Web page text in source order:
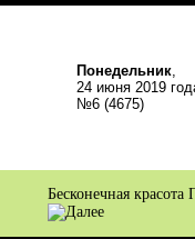
Понедельник,
24 июня 2019
№6 (4675)
Бесконечная красота